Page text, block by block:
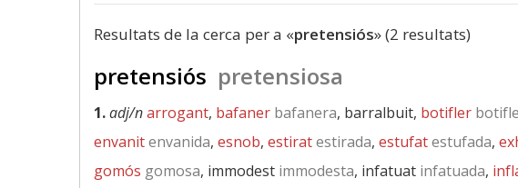
Resultats de la cerca per a «pretensiós» (2 resultats)
pretensiós pretensiosa
1.adj/narrogant, bafaner bafanera, barralbuit, botifler
envanitenvanida, esnob, estiratestirada, estufatestufada,
gomós gomosa, immodest immodesta, infatuat infatuada,